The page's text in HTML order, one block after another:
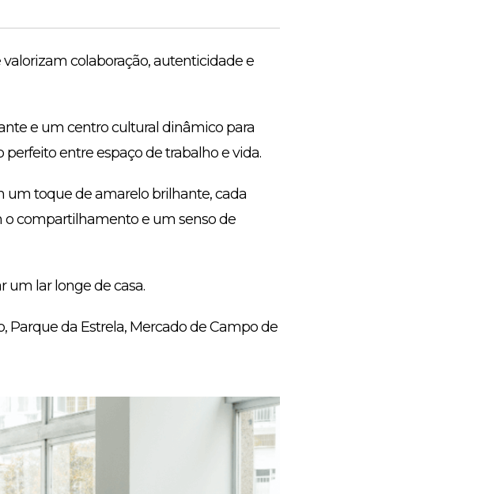
colaboração, autenticidade e
e um centro cultural dinâmico para
entre espaço de trabalho e vida.
um toque de amarelo brilhante, cada
compartilhamento e um senso de
um lar longe de casa.
Parque da Estrela, Mercado de Campo de